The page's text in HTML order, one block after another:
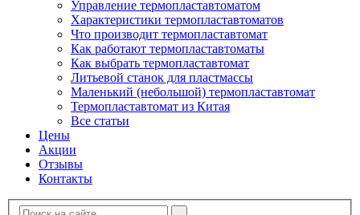
Управление термопластавтоматом
Характеристики термопластавтоматов
Что производит термопластавтомат
Как работают термопластавтоматы
Как выбрать термопластавтомат
Литьевой станок для пластмассы
Маленький (небольшой) термопластавтомат
Термопластавтомат из Китая
Все статьи
Цены
Акции
Отзывы
Контакты